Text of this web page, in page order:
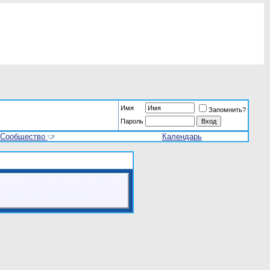
Имя
Запомнить?
Пароль
Сообщество Календарь